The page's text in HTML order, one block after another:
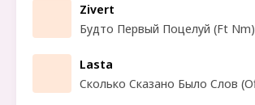
Zivert
Будто Первый Поцелуй (Ft Nm)
Lasta